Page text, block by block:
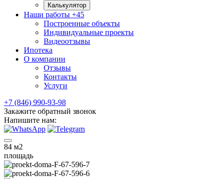
Калькулятор
Наши работы +45
Построенные объекты
Индивидуальные проекты
Видеоотзывы
Ипотека
О компании
Отзывы
Контакты
Услуги
+7 (846) 990-93-98
Закажите обратный звонок
Напишите нам:
84 м2
площадь